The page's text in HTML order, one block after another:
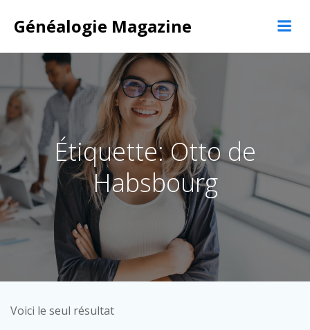
au
contenu
Généalogie Magazine
Étiquette: Otto de
Habsbourg
Voici le seul résultat